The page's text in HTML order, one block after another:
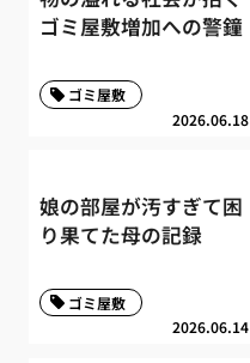
ゴミ屋敷増加への警鐘
2026.06.18
ゴミ屋敷
娘の部屋が汚すぎて困
り果てた母の記録
2026.06.14
ゴミ屋敷